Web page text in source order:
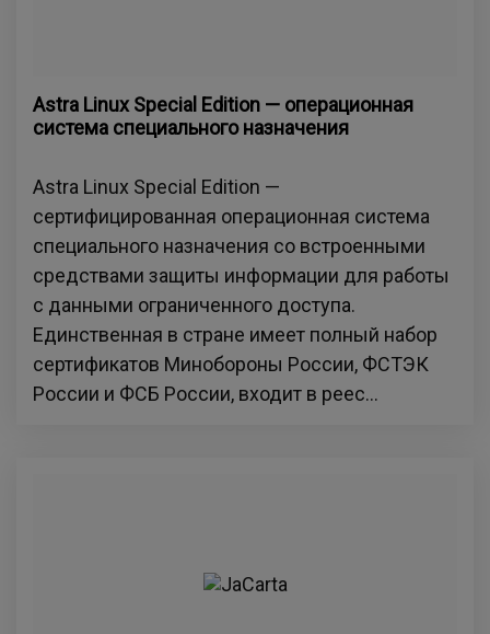
Astra Linux Special Edition — операционная
система специального назначения
Astra Linux Special Edition —
сертифицированная операционная система
специального назначения со встроенными
средствами защиты информации для работы
с данными ограниченного доступа.
Единственная в стране имеет полный набор
сертификатов Минобороны России, ФСТЭК
России и ФСБ России, входит в реес...